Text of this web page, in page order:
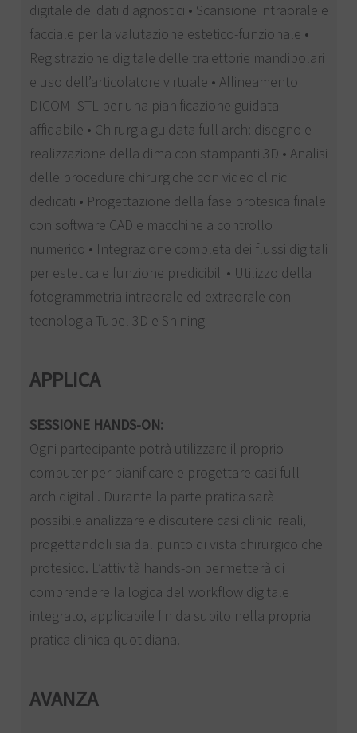
digitale dei dati diagnostici • Scansione intraorale e
facciale per la valutazione estetico-funzionale •
Registrazione digitale delle traiettorie mandibolari
e uso dell’articolatore virtuale • Allineamento
DICOM–STL per una pianificazione guidata
affidabile • Chirurgia guidata full arch: disegno e
realizzazione della dima con stampanti 3D • Analisi
delle procedure chirurgiche con video clinici
dedicati • Progettazione della fase protesica finale
con software CAD e macchine a controllo
numerico • Integrazione completa dei flussi digitali
per estetica e funzione predicibili • Utilizzo della
fotogrammetria intraorale ed extraorale con
tecnologia Tupel 3D e Shining
APPLICA
SESSIONE HANDS-ON:
Ogni partecipante potrà utilizzare il proprio
computer per pianificare e progettare casi full
arch digitali. Durante la parte pratica sarà
possibile analizzare e discutere casi clinici reali,
progettandoli sia dal punto di vista chirurgico che
protesico. L’attività hands-on permetterà di
comprendere la logica del workflow digitale
integrato, applicabile fin da subito nella propria
pratica clinica quotidiana.
AVANZA